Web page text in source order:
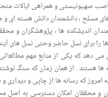
صهیونیستی و همراهی ایالات
مسلح ، دانشمندان دانش هسته ای و
اندیشکده ها ، پژوهشگران و
را برای نسل حاضر وحتی نسل های
دهد که یکی از منابع مهم
هستند . از همان زمان که سنگ
امروز که رسانه ها از چاپی و دیداری
و محققان امکان دسترسی به اصل